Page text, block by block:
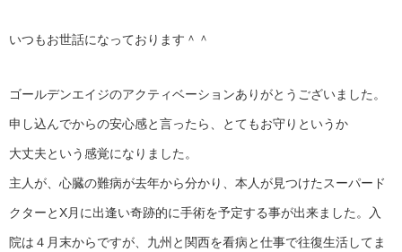
いつもお世話になっております＾＾
ゴールデンエイジのアクティベーションありがとうございました。
申し込んでからの安心感と言ったら、とてもお守りというか
大丈夫という感覚になりました。
主人が、心臓の難病が去年から分かり、本人が見つけたスーパード
クターとX月に出逢い奇跡的に手術を予定する事が出来ました。入
院は４月末からですが、九州と関西を看病と仕事で往復生活してま